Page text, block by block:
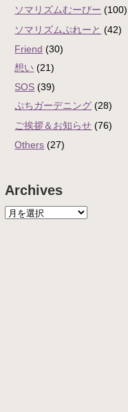
ソマリズムむーびー (100)
ソマリズムぷれーと (42)
Friend (30)
想い (21)
SOS (39)
ぷちガーデニング (28)
ご挨拶＆お知らせ (76)
Others (27)
Archives